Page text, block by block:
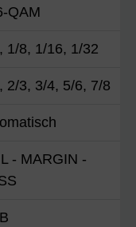
QAM
1/8, 1/16, 1/32
2/3, 3/4, 5/6, 7/8
- MARGIN -